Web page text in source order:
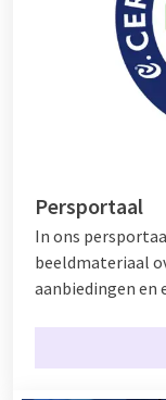
Persportaal
In ons
beeldmateriaal
aanbiedingen en